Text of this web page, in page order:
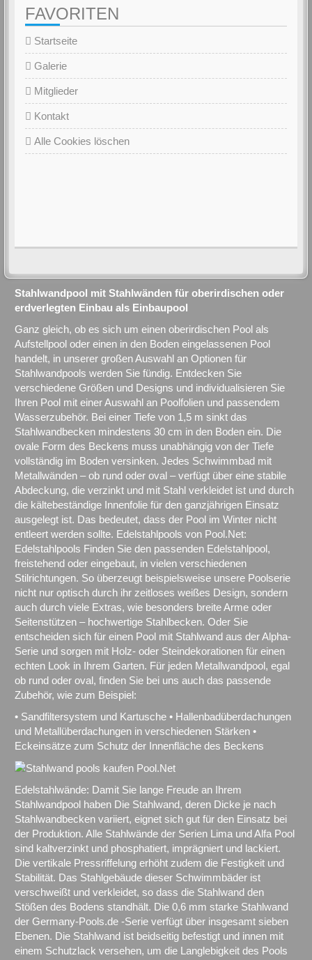
FAVORITEN
Startseite
Galerie
Mitglieder
Kontakt
Alle Cookies löschen
Stahlwandpool mit Stahlwänden für oberirdischen oder
erdverlegten Einbau als Einbaupool
Ganz gleich, ob es sich um einen oberirdischen Pool als
Aufstellpool oder einen in den Boden eingelassenen Pool
handelt, in unserer großen Auswahl an Optionen für
Stahlwandpools werden Sie fündig. Entdecken Sie
verschiedene Größen und Designs und individualisieren Sie
Ihren Pool mit einer Auswahl an Poolfolien und passendem
Wasserzubehör. Bei einer Tiefe von 1,5 m sinkt das
Stahlwandbecken mindestens 30 cm in den Boden ein. Die
ovale Form des Beckens muss unabhängig von der Tiefe
vollständig im Boden versinken. Jedes Schwimmbad mit
Metallwänden – ob rund oder oval – verfügt über eine stabile
Abdeckung, die verzinkt und mit Stahl verkleidet ist und durch
die kältebeständige Innenfolie für den ganzjährigen Einsatz
ausgelegt ist. Das bedeutet, dass der Pool im Winter nicht
entleert werden sollte. Edelstahlpools von Pool.Net:
Edelstahlpools Finden Sie den passenden Edelstahlpool,
freistehend oder eingebaut, in vielen verschiedenen
Stilrichtungen. So überzeugt beispielsweise unsere Poolserie
nicht nur optisch durch ihr zeitloses weißes Design, sondern
auch durch viele Extras, wie besonders breite Arme oder
Seitenstützen – hochwertige Stahlbecken. Oder Sie
entscheiden sich für einen Pool mit Stahlwand aus der Alpha-
Serie und sorgen mit Holz- oder Steindekorationen für einen
echten Look in Ihrem Garten. Für jeden Metallwandpool, egal
ob rund oder oval, finden Sie bei uns auch das passende
Zubehör, wie zum Beispiel:
• Sandfiltersystem und Kartusche • Hallenbadüberdachungen
und Metallüberdachungen in verschiedenen Stärken •
Eckeinsätze zum Schutz der Innenfläche des Beckens
Edelstahlwände: Damit Sie lange Freude an Ihrem
Stahlwandpool haben Die Stahlwand, deren Dicke je nach
Stahlwandbecken variiert, eignet sich gut für den Einsatz bei
der Produktion. Alle Stahlwände der Serien Lima und Alfa Pool
sind kaltverzinkt und phosphatiert, imprägniert und lackiert.
Die vertikale Pressriffelung erhöht zudem die Festigkeit und
Stabilität. Das Stahlgebäude dieser Schwimmbäder ist
verschweißt und verkleidet, so dass die Stahlwand den
Stößen des Bodens standhält. Die 0,6 mm starke Stahlwand
der Germany-Pools.de -Serie verfügt über insgesamt sieben
Ebenen. Die Stahlwand ist beidseitig befestigt und innen mit
einem Schutzlack versehen, um die Langlebigkeit des Pools